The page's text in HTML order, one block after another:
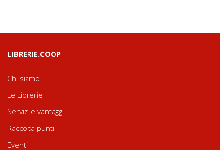
LIBRERIE.COOP
Chi siamo
Le Librerie
Servizi e vantaggi
Raccolta punti
Eventi